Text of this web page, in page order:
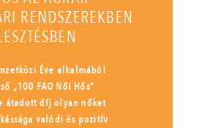
RENDSZEREKBEN
Éve alkalmából
„100 FAO Női Hős”
átadott díj olyan nőket
valódi és pozitív